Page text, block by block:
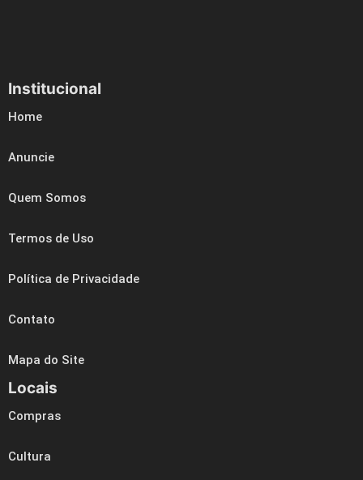
Institucional
Home
Anuncie
Quem Somos
Termos de Uso
Política de Privacidade
Contato
Mapa do Site
Locais
Compras
Cultura